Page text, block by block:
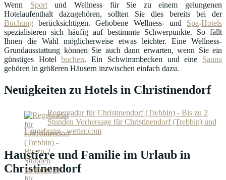
Wenn Sportund Wellness für Sie zu einem gelungenen
Hotelaufenthalt dazugehören, sollten Sie dies bereits bei der
Buchung berücksichtigen. Gehobene Wellness- und Spa-Hotels
spezialisieren sich häufig auf bestimmte Schwerpunkte. So fällt
Ihnen die Wahl möglicherweise etwas leichter. Eine Wellness-
Grundausstattung können Sie auch dann erwarten, wenn Sie ein
günstiges Hotelbuchen. Ein Schwimmbecken und eine Sauna
gehören in größeren Häusern inzwischen einfach dazu.
Neuigkeiten zu Hotels in Christinendorf
Regenradar für Christinendorf (Trebbin) - Bis zu 2
Stunden Vorhersage für Christinendorf (Trebbin) und
Umgebung - wetter.com
Haustiere und Familie im Urlaub in
Christinendorf